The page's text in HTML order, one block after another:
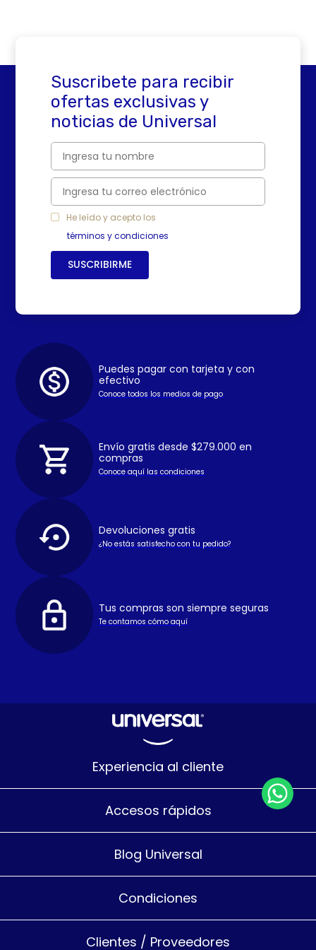
Suscribete para recibir
ofertas exclusivas y
noticias de Universal
He leído y acepto los
términos y condiciones
SUSCRIBIRME
Puedes pagar con tarjeta y con
efectivo
Conoce todos los medios de pago
Envío gratis desde $279.000 en
compras
Conoce aquí las condiciones
Devoluciones gratis
¿No estás satisfecho con tu pedido?
Tus compras son siempre seguras
Te contamos cómo aquí
Experiencia al cliente
Accesos rápidos
Blog Universal
Condiciones
Clientes / Proveedores